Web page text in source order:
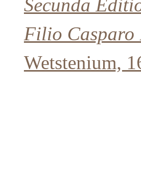
Secunda
Filio
Wetstenium,